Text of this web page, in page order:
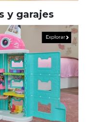
y garajes